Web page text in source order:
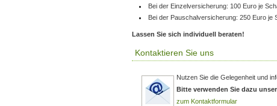
Bei der Einzelversicherung: 100 Euro je
Bei der Pauschalversicherung: 250 Euro je
Lassen Sie sich individuell beraten!
Kontaktieren Sie uns
Nutzen Sie die Gelegenheit und
Bitte verwenden Sie dazu unser
zum Kontaktformular